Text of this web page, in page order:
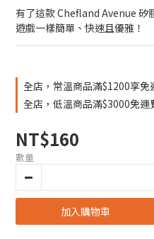
有了這款 Chefland Avenue 矽
遊戲一樣簡單、快速且優雅！
全店，常溫商品滿$1200享免
全店，低溫商品滿$3000免運
NT$160
數量
加入購物車